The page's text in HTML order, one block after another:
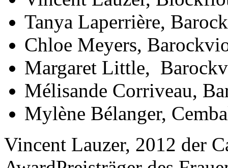
Tanya Laperrière,
Chloe Meyers,
Margaret Little,
Mélisande Corriveau,
Mylène Bélanger,
Vincent Lauzer, 2012 der